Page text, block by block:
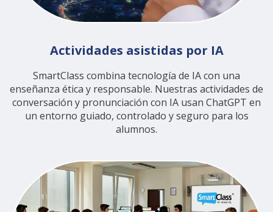
Actividades asistidas por IA
SmartClass combina tecnología de IA con una
enseñanza ética y responsable. Nuestras actividades de
conversación y pronunciación con IA usan ChatGPT en
un entorno guiado, controlado y seguro para los
alumnos.